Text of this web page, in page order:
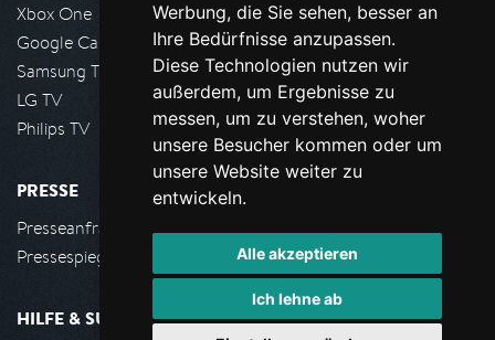
Werbung, die Sie sehen, besser an
Ihre Bedürfnisse anzupassen.
Diese Technologien nutzen wir
außerdem, um Ergebnisse zu
messen, um zu verstehen, woher
unsere Besucher kommen oder um
unsere Website weiter zu
entwickeln.
Alle akzeptieren
Ich lehne ab
Xbox One
Google Cast
Samsung TV
LG TV
Philips TV
PRESSE
Presseanfrage stellen
Pressespiegel
HILFE & SUPPORT